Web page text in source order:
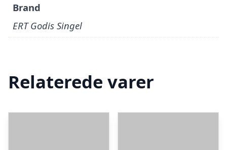
Brand
ERT Godis Singel
Relaterede varer